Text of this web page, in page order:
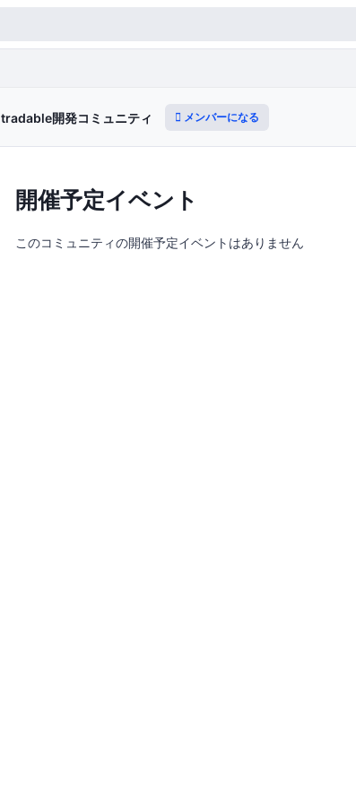
tradable開発コミュニティ メンバーになる
開催予定イベント
このコミュニティの開催予定イベントはありません